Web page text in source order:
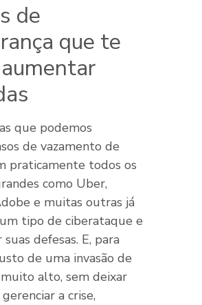
de
que te
que podemos
de vazamento de
praticamente todos os
como Uber,
e muitas outras já
tipo de ciberataque e
defesas. E, para
de uma invasão de
alto, sem deixar
a crise,